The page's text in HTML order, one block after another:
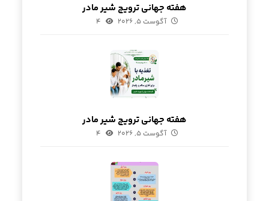
هفته جهانی ترویج شیر مادر
آگوست ۵, ۲۰۲۶ ۴
هفته جهانی ترویج شیر مادر
آگوست ۵, ۲۰۲۶ ۴